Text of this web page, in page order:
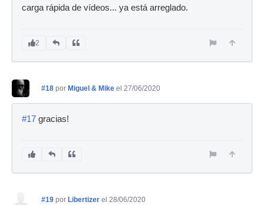
carga rápida de vídeos... ya está arreglado.
2
#18 por Miguel & Mike el 27/06/2020
#17 gracias!
#19 por Libertizer el 28/06/2020